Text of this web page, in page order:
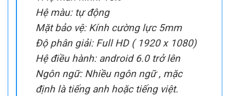
Giao diện đơn giản, dễ sử dụng, trình duyệt web đơn
Thông số kỹ thuật màn hình quảng cáo LCD 49
inch chân đứng
Màn hình quảng cáo LCD 49 inch
chân đứng